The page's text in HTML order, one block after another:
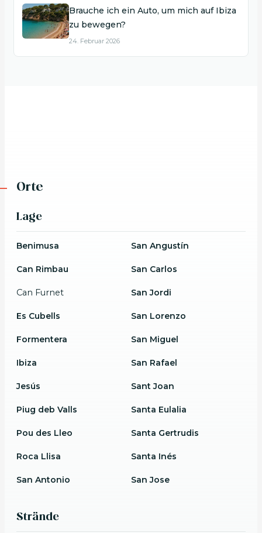
Brauche ich ein Auto, um mich auf Ibiza
zu bewegen?
24. Februar 2026
Orte
Lage
Benimusa
Can Rimbau
Can Furnet
Es Cubells
Formentera
Ibiza
Jesús
Piug deb Valls
Pou des Lleo
Roca Llisa
San Antonio
San Angustín
San Carlos
San Jordi
San Lorenzo
San Miguel
San Rafael
Sant Joan
Santa Eulalia
Santa Gertrudis
Santa Inés
San Jose
Strände